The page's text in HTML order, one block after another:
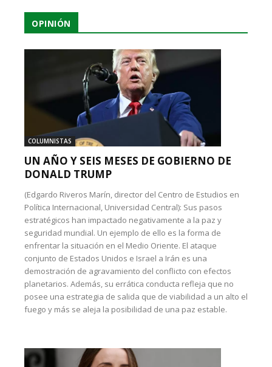
OPINIÓN
COLUMNISTAS
UN AÑO Y SEIS MESES DE GOBIERNO DE
DONALD TRUMP
(Edgardo Riveros Marín, director del Centro de Estudios en
Política Internacional, Universidad Central): Sus pasos
estratégicos han impactado negativamente a la paz y
seguridad mundial. Un ejemplo de ello es la forma de
enfrentar la situación en el Medio Oriente. El ataque
conjunto de Estados Unidos e Israel a Irán es una
demostración de agravamiento del conflicto con efectos
planetarios. Además, su errática conducta refleja que no
posee una estrategia de salida que de viabilidad a un alto el
fuego y más se aleja la posibilidad de una paz estable.